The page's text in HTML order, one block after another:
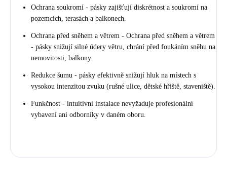
Ochrana soukromí - pásky zajišťují diskrétnost a soukromí na
pozemcích, terasách a balkonech.
Ochrana před sněhem a větrem - Ochrana před sněhem a větrem
- pásky snižují silné údery větru, chrání před foukáním sněhu na
nemovitosti, balkony.
Redukce šumu - pásky efektivně snižují hluk na místech s
vysokou intenzitou zvuku (rušné ulice, dětské hřiště, staveniště).
Funkčnost - intuitivní instalace nevyžaduje profesionální
vybavení ani odborníky v daném oboru.